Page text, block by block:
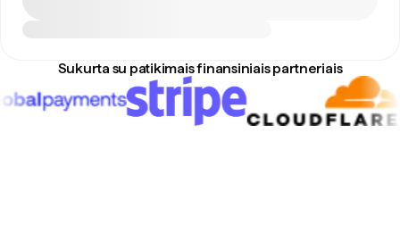
Sukurta su patikimais finansiniais partneriais